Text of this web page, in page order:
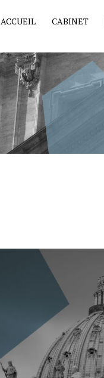
ACCUEIL CABINET